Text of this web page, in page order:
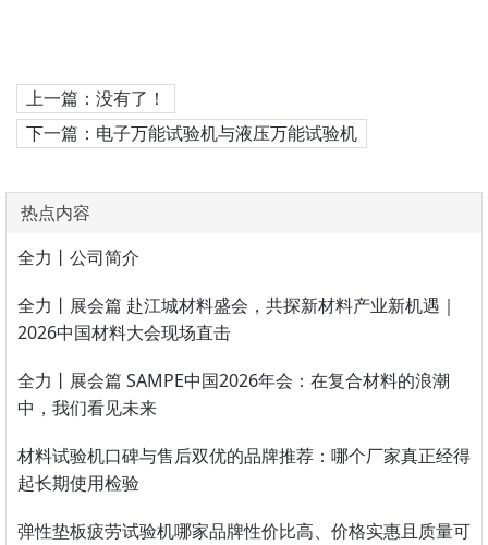
上一篇：没有了！
下一篇：电子万能试验机与液压万能试验机
热点内容
全力丨公司简介
全力丨展会篇 赴江城材料盛会，共探新材料产业新机遇｜
2026中国材料大会现场直击
全力丨展会篇 SAMPE中国2026年会：在复合材料的浪潮
中，我们看见未来
材料试验机口碑与售后双优的品牌推荐：哪个厂家真正经得
起长期使用检验
弹性垫板疲劳试验机哪家品牌性价比高、价格实惠且质量可